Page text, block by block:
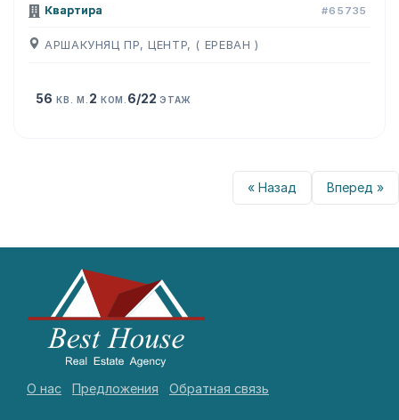
Квартира #65735
АРШАКУНЯЦ ПР, ЦЕНТР, ( ЕРЕВАН )
56 КВ. М. 2 КОМ. 6/22ЭТАЖ
« Назад Вперед »
О нас Предложения Обратная связь